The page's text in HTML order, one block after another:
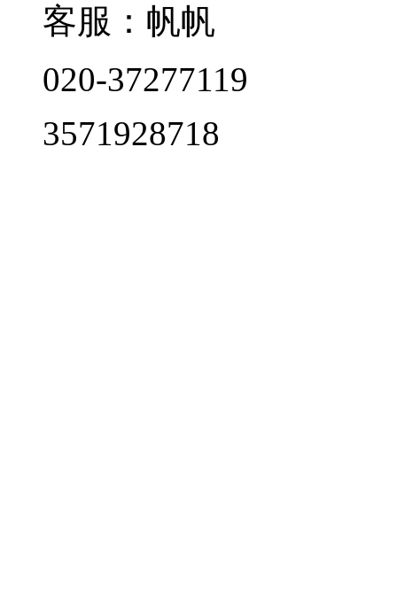
客服：帆帆
020-37277119
3571928718